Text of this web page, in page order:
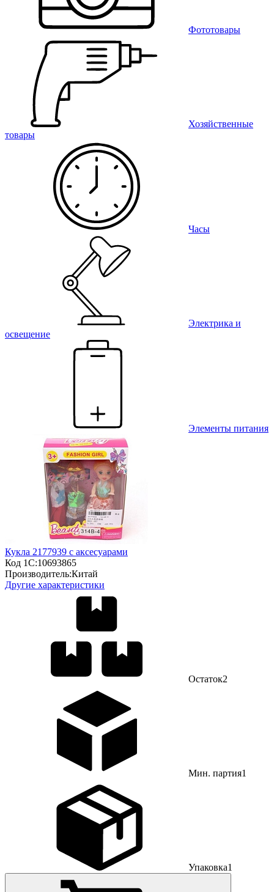
Фототовары
Хозяйственные
товары
Часы
Электрика и
освещение
Элементы питания
Кукла 2177939 с аксесуарами
Код 1С:10693865
Производитель:Китай
Другие характеристики
Остаток2
Мин. партия1
Упаковка1